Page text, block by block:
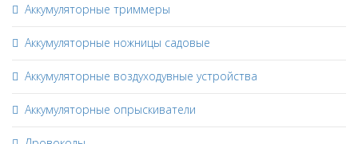
Аккумуляторные триммеры
Аккумуляторные ножницы садовые
Аккумуляторные воздуходувные устройства
Аккумуляторные опрыскиватели